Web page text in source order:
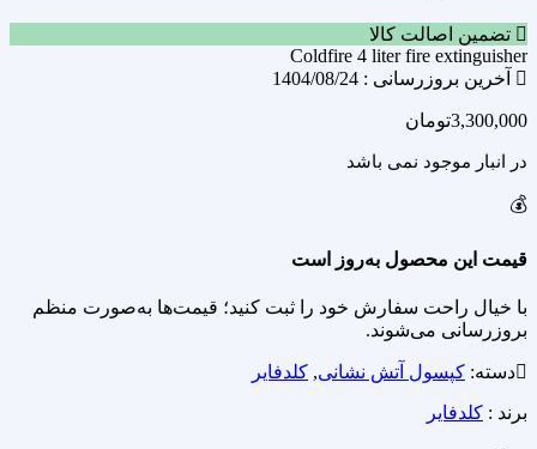
تضمین اصالت کالا
Coldfire 4 liter fire extinguisher
آخرین بروزرسانی : 1404/08/24
3,300,000تومان
در انبار موجود نمی باشد
💰
قیمت این محصول به‌روز است
با خیال راحت سفارش خود را ثبت کنید؛ قیمت‌ها به‌صورت منظم
بروزرسانی می‌شوند.
دسته: کپسول آتش نشانی, کلدفایر
برند : کلدفایر